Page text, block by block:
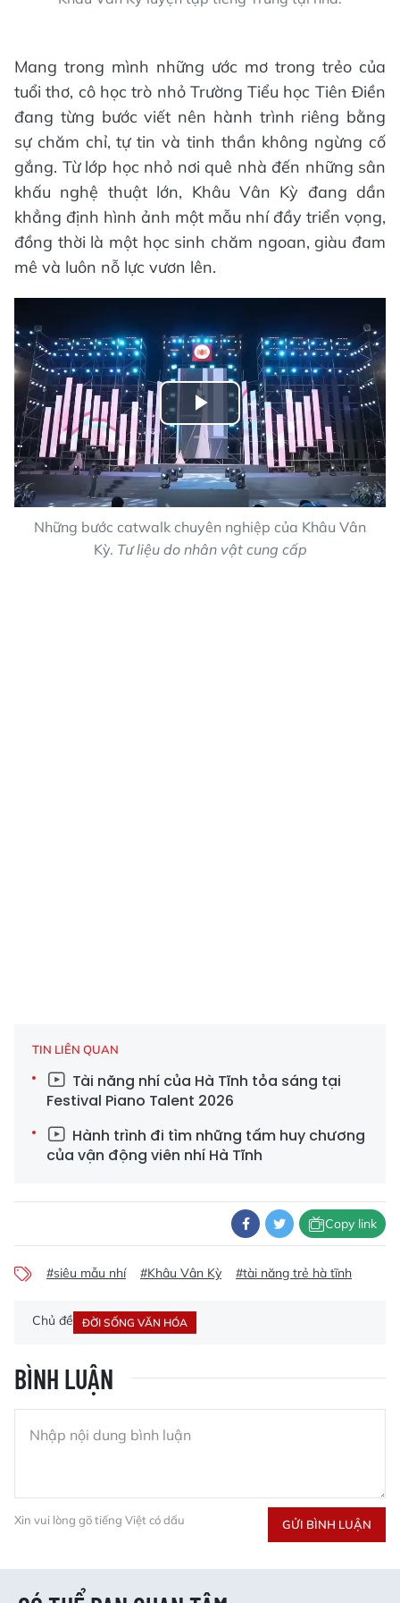
Mang trong mình những ước mơ trong trẻo của
tuổi thơ, cô học trò nhỏ Trường Tiểu học Tiên Điền
đang từng bước viết nên hành trình riêng bằng
sự chăm chỉ, tự tin và tinh thần không ngừng cố
gắng. Từ lớp học nhỏ nơi quê nhà đến những sân
khấu nghệ thuật lớn, Khâu Vân Kỳ đang dần
khẳng định hình ảnh một mẫu nhí đầy triển vọng,
đồng thời là một học sinh chăm ngoan, giàu đam
mê và luôn nỗ lực vươn lên.
Play
Video
Những bước catwalk chuyên nghiệp của Khâu Vân
Kỳ. Tư liệu do nhân vật cung cấp
TIN LIÊN QUAN
Tài năng nhí của Hà Tĩnh tỏa sáng tại
Festival Piano Talent 2026
Hành trình đi tìm những tấm huy chương
của vận động viên nhí Hà Tĩnh
Copy link
#siêu mẫu nhí #Khâu Vân Kỳ #tài năng trẻ hà tĩnh
Chủ đề ĐỜI SỐNG VĂN HÓA
BÌNH LUẬN
Xin vui lòng gõ tiếng Việt có dấu GỬI BÌNH LUẬN